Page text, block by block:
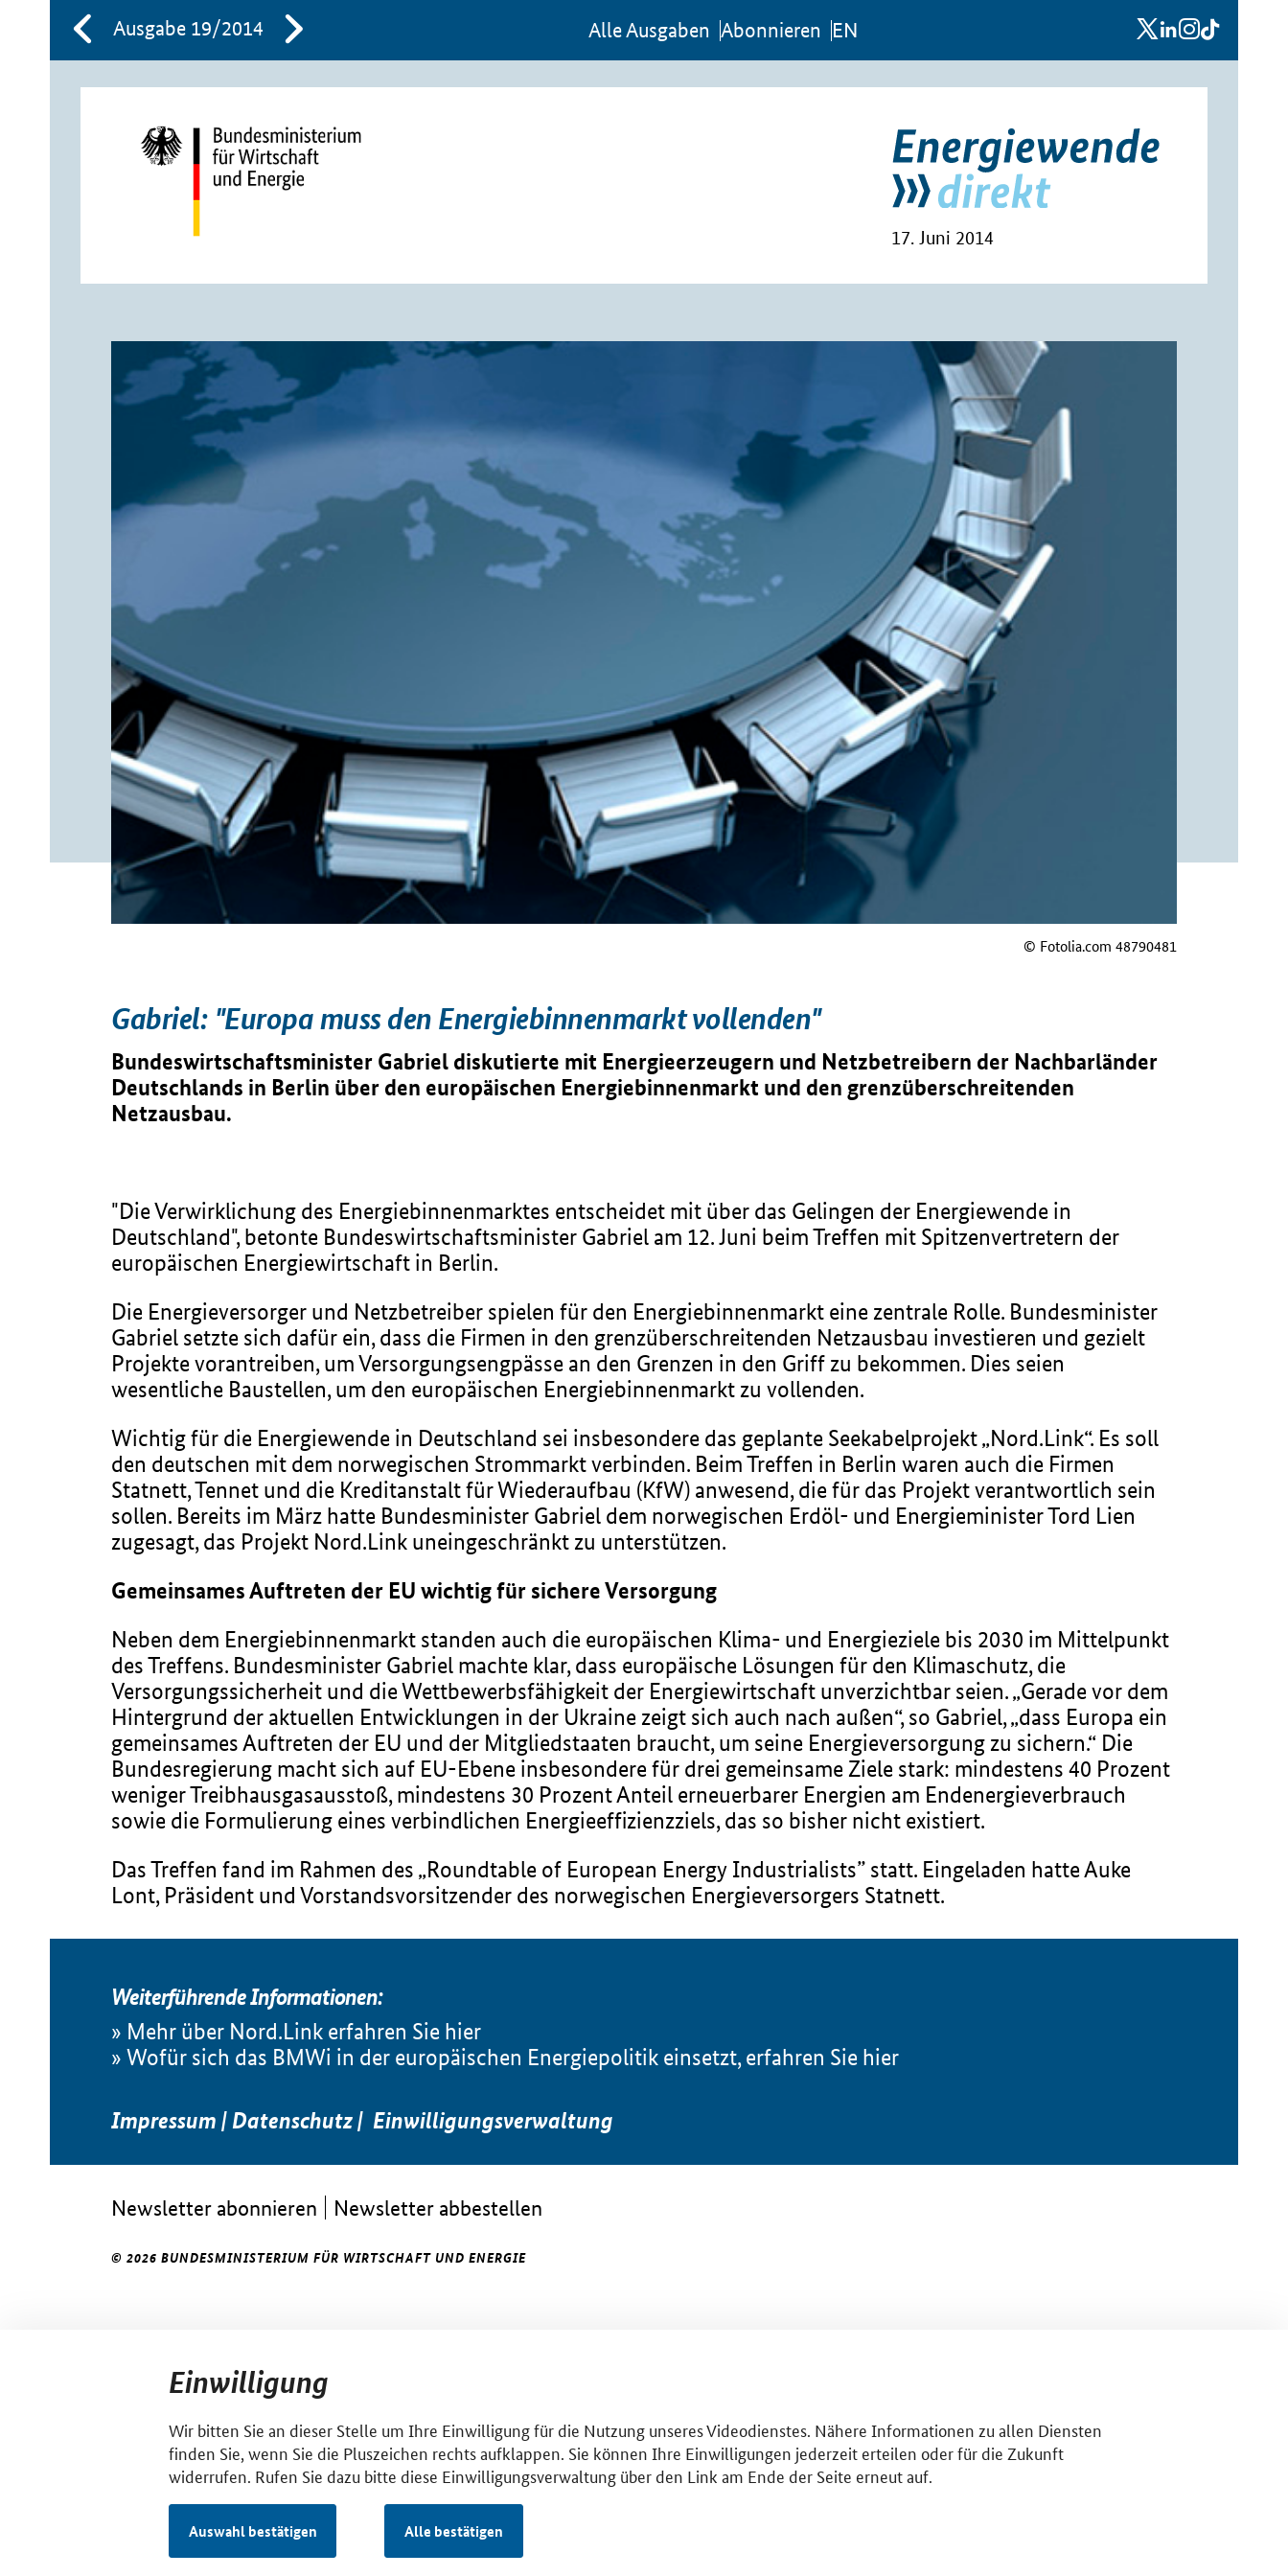
Ausgabe 19/2014 Al­le Aus­ga­ben Abon­nie­ren EN x linkedin
instagram
17. Juni 2014
© Fotolia.com 48790481
Gabriel: "Europa muss den Energiebinnenmarkt vollenden"
Bundeswirtschaftsminister Gabriel diskutierte mit Energieerzeugern und Netzbetreibern der Nachbarländer
Deutschlands in Berlin über den europäischen Energiebinnenmarkt und den grenzüberschreitenden
Netzausbau.
"Die Verwirklichung des Energiebinnenmarktes entscheidet mit über das Gelingen der Energiewende in
Deutschland", betonte Bundeswirtschaftsminister Gabriel am 12. Juni beim Treffen mit Spitzenvertretern der
europäischen Energiewirtschaft in Berlin.
Die Energieversorger und Netzbetreiber spielen für den Energiebinnenmarkt eine zentrale Rolle. Bundesminister
Gabriel setzte sich dafür ein, dass die Firmen in den grenzüberschreitenden Netzausbau investieren und gezielt
Projekte vorantreiben, um Versorgungsengpässe an den Grenzen in den Griff zu bekommen. Dies seien
wesentliche Baustellen, um den europäischen Energiebinnenmarkt zu vollenden.
Wichtig für die Energiewende in Deutschland sei insbesondere das geplante Seekabelprojekt „Nord.Link“. Es soll
den deutschen mit dem norwegischen Strommarkt verbinden. Beim Treffen in Berlin waren auch die Firmen
Statnett, Tennet und die Kreditanstalt für Wiederaufbau (KfW) anwesend, die für das Projekt verantwortlich sein
sollen. Bereits im März hatte Bundesminister Gabriel dem norwegischen Erdöl- und Energieminister Tord Lien
zugesagt, das Projekt Nord.Link uneingeschränkt zu unterstützen.
Gemeinsames Auftreten der EU wichtig für sichere Versorgung
Neben dem Energiebinnenmarkt standen auch die europäischen Klima- und Energieziele bis 2030 im Mittelpunkt
des Treffens. Bundesminister Gabriel machte klar, dass europäische Lösungen für den Klimaschutz, die
Versorgungssicherheit und die Wettbewerbsfähigkeit der Energiewirtschaft unverzichtbar seien. „Gerade vor dem
Hintergrund der aktuellen Entwicklungen in der Ukraine zeigt sich auch nach außen“, so Gabriel, „dass Europa ein
gemeinsames Auftreten der EU und der Mitgliedstaaten braucht, um seine Energieversorgung zu sichern.“ Die
Bundesregierung macht sich auf EU-Ebene insbesondere für drei gemeinsame Ziele stark: mindestens 40 Prozent
weniger Treibhausgasausstoß, mindestens 30 Prozent Anteil erneuerbarer Energien am Endenergieverbrauch
sowie die Formulierung eines verbindlichen Energieeffizienzziels, das so bisher nicht existiert.
Das Treffen fand im Rahmen des „Roundtable of European Energy Industrialists” statt. Eingeladen hatte Auke
Lont, Präsident und Vorstandsvorsitzender des norwegischen Energieversorgers Statnett.
Weiterführende Informationen:
Mehr über Nord.Link erfahren Sie hier
Wofür sich das BMWi in der europäischen Energiepolitik einsetzt, erfahren Sie hier
Impressum |Datenschutz| Einwilligungsverwaltung
Newsletter abonnieren Newsletter abbestellen
© 2026 BUNDESMINISTERIUM FÜR WIRTSCHAFT UND ENERGIE
Einwilligung
Wir bitten Sie an dieser Stelle um Ihre Einwilligung für die Nutzung unseres Videodienstes. Nähere Informationen zu allen Diensten
finden Sie, wenn Sie die Pluszeichen rechts aufklappen. Sie können Ihre Einwilligungen jederzeit erteilen oder für die Zukunft
widerrufen. Rufen Sie dazu bitte diese Einwilligungsverwaltung über den Link am Ende der Seite erneut auf.
Auswahl bestätigen Alle bestätigen